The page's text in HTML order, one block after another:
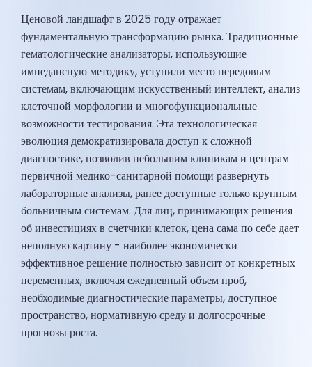
Ценовой ландшафт в 2025 году отражает
фундаментальную трансформацию рынка. Традиционные
гематологические анализаторы, использующие
импедансную методику, уступили место передовым
системам, включающим искусственный интеллект, анализ
клеточной морфологии и многофункциональные
возможности тестирования. Эта технологическая
эволюция демократизировала доступ к сложной
диагностике, позволив небольшим клиникам и центрам
первичной медико-санитарной помощи развернуть
лабораторные анализы, ранее доступные только крупным
больничным системам. Для лиц, принимающих решения
об инвестициях в счетчики клеток, цена сама по себе дает
неполную картину - наиболее экономически
эффективное решение полностью зависит от конкретных
переменных, включая ежедневный объем проб,
необходимые диагностические параметры, доступное
пространство, нормативную среду и долгосрочные
прогнозы роста.